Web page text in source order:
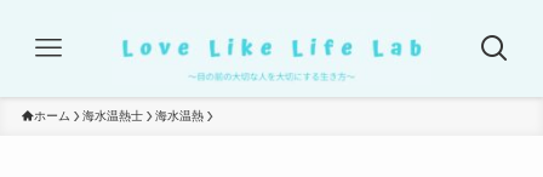
ホーム 海水温熱士 海水温熱